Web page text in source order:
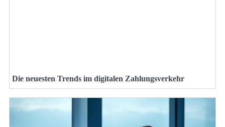
Die neuesten Trends im digitalen Zahlungsverkehr